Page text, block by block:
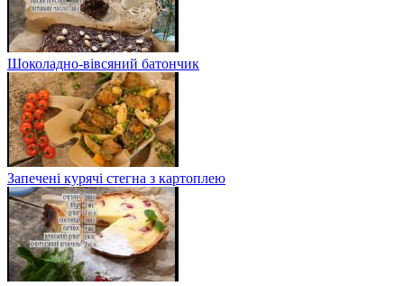
Шоколадно-вівсяний батончик
Запечені курячі стегна з картоплею